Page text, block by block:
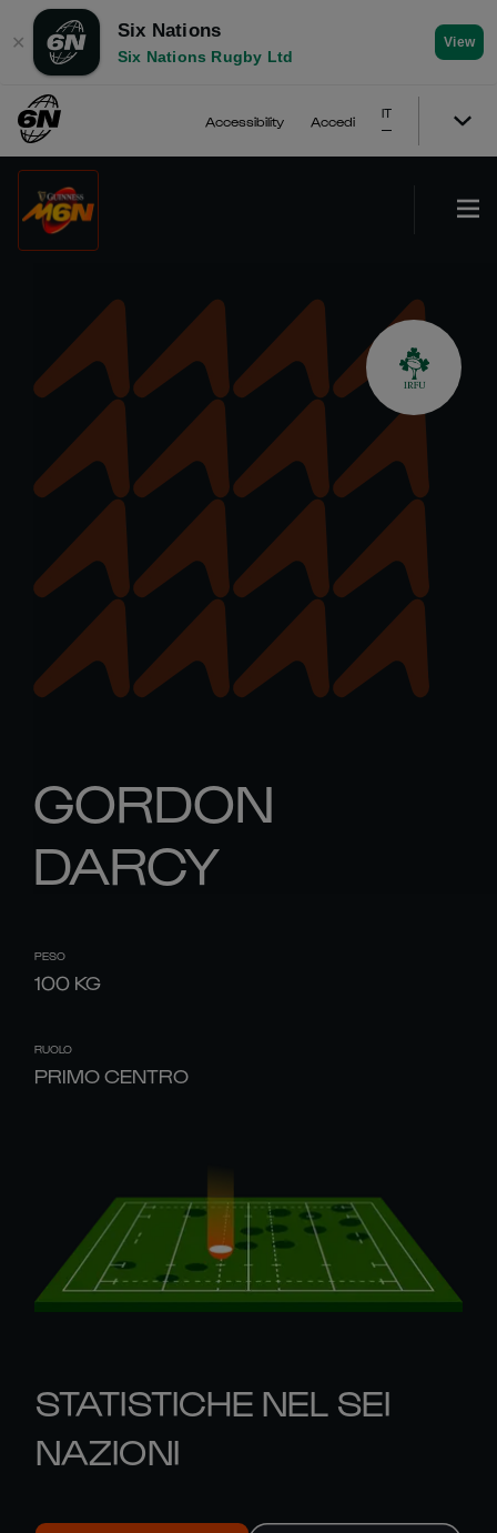
✕
Six Nations
Six Nations Rugby Ltd
View
Accessibility Accedi
IT
GORDON
DARCY
PESO
100 KG
RUOLO
PRIMO CENTRO
STATISTICHE NEL SEI
NAZIONI